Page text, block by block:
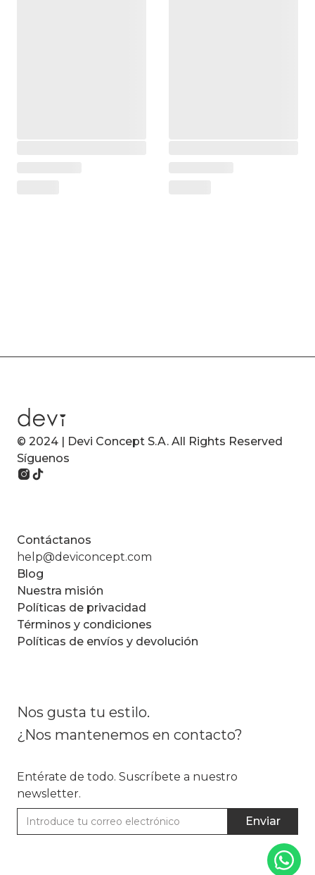
© 2024 | Devi Concept S.A. All Rights Reserved
Síguenos
Contáctanos
help@deviconcept.com
Blog
Nuestra misión
Políticas de privacidad
Términos y condiciones
Políticas de envíos y devolución
Nos gusta tu estilo.
¿Nos mantenemos en contacto?
Entérate de todo. Suscríbete a nuestro
newsletter.
Enviar